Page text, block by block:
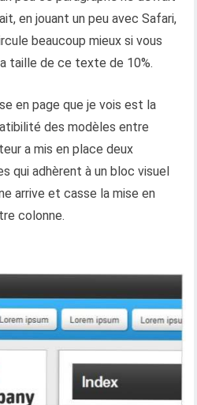
en jouant un peu avec Safari,
beaucoup mieux si vous
taille de ce texte de 10%.
en page que je vois est la
des modèles entre
a mis en place deux
qui adhèrent à un bloc visuel
arrive et casse la mise en
colonne.